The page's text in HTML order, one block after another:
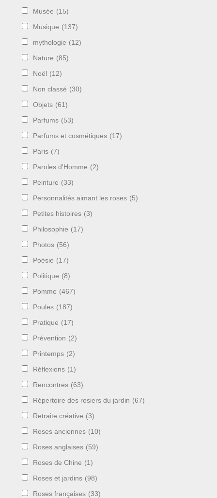
Musée (15)
Musique (137)
mythologie (12)
Nature (85)
Noël (12)
Non classé (30)
Objets (61)
Parfums (53)
Parfums et cosmétiques (17)
Paris (7)
Paroles d'Homme (2)
Peinture (33)
Personnalités aimant les roses (5)
Petites histoires (3)
Philosophie (17)
Photos (56)
Poésie (17)
Politique (8)
Pomme (467)
Poules (187)
Pratique (17)
Prévention (2)
Printemps (2)
Réflexions (1)
Rencontres (63)
Répertoire des rosiers du jardin (67)
Retraite créative (3)
Roses anciennes (10)
Roses anglaises (59)
Roses de Chine (1)
Roses et jardins (98)
Roses françaises (33)